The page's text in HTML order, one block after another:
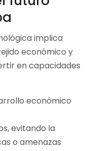
implica
económico y
en capacidades
económico
evitando la
o amenazas